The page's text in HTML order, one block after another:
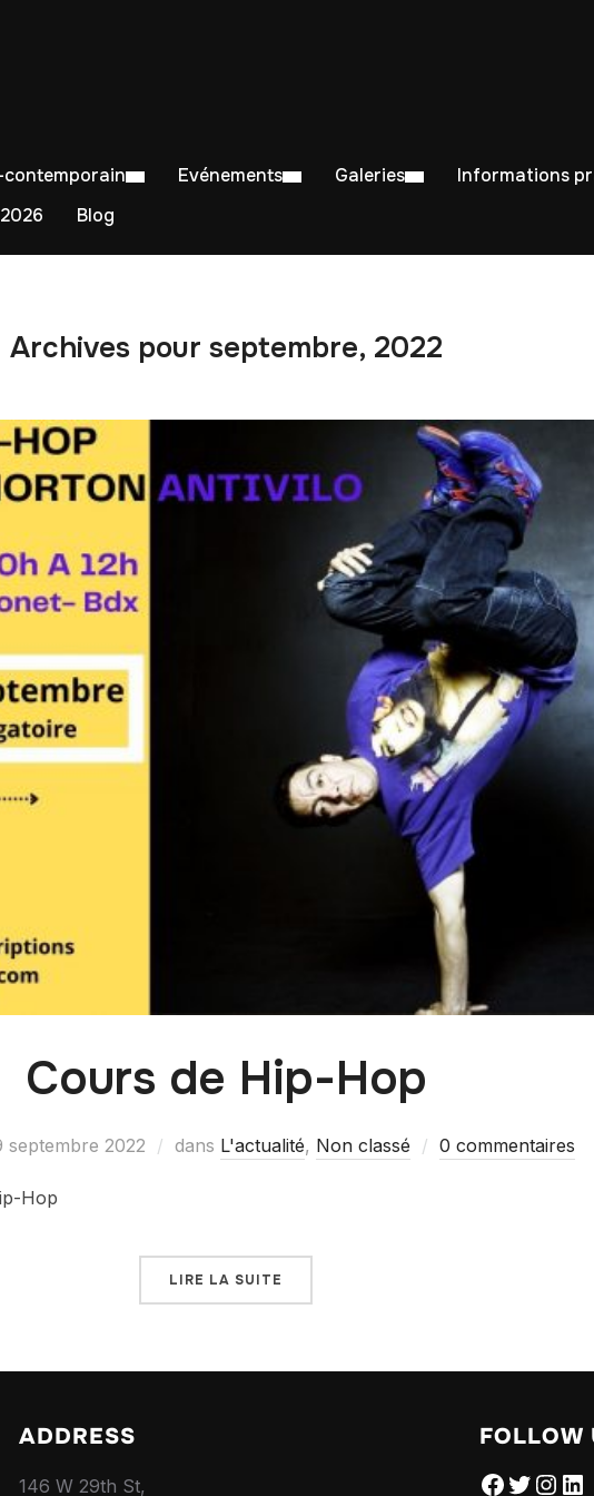
contemporain Evénements Galeries Informations
Blog
Archives pour septembre, 2022
Cours de Hip-Hop
septembre 2022 dans L'actualité, Non classé 0 commentaires
Hop
LIRE LA SUITE
ADDRESS
146 W 29th St,
FOLLOW
Facebook
Twitter